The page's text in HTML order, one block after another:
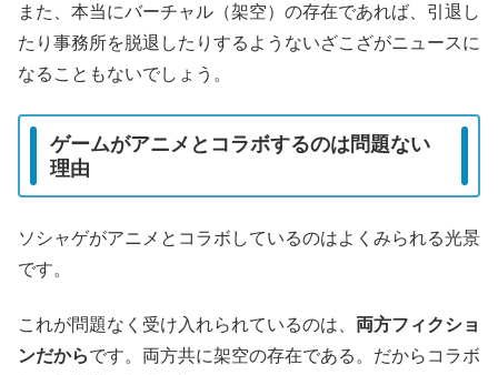
また、本当にバーチャル（架空）の存在であれば、引退し
たり事務所を脱退したりするようないざこざがニュースに
なることもないでしょう。
ゲームがアニメとコラボするのは問題ない
理由
ソシャゲがアニメとコラボしているのはよくみられる光景
です。
これが問題なく受け入れられているのは、 両方フィクショ
ンだからです。両方共に架空の存在である。だからコラボ